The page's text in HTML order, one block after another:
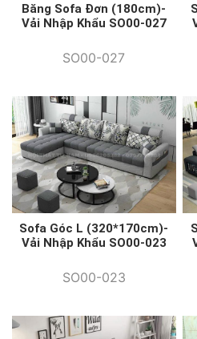
Băng Sofa Đơn (180cm)-
Vải Nhập Khẩu SO00-027
SO00-027
Sofa Góc L (320*170cm)-
Vải Nhập Khẩu SO00-023
SO00-023